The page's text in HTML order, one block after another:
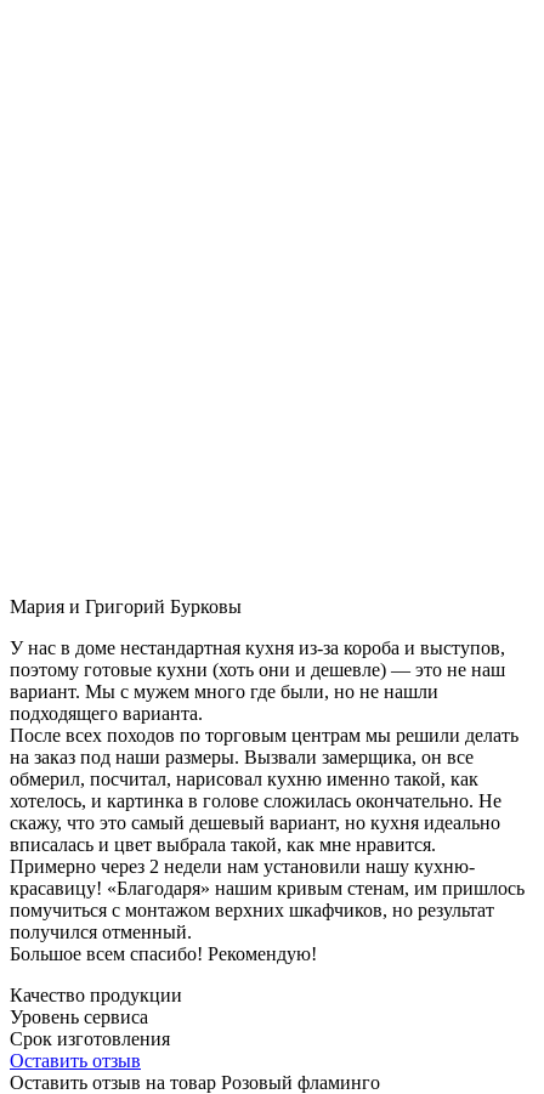
Мария и Григорий Бурковы
У нас в доме нестандартная кухня из-за короба и выступов,
поэтому готовые кухни (хоть они и дешевле) — это не наш
вариант. Мы с мужем много где были, но не нашли
подходящего варианта.
После всех походов по торговым центрам мы решили делать
на заказ под наши размеры. Вызвали замерщика, он все
обмерил, посчитал, нарисовал кухню именно такой, как
хотелось, и картинка в голове сложилась окончательно. Не
скажу, что это самый дешевый вариант, но кухня идеально
вписалась и цвет выбрала такой, как мне нравится.
Примерно через 2 недели нам установили нашу кухню-
красавицу! «Благодаря» нашим кривым стенам, им пришлось
помучиться с монтажом верхних шкафчиков, но результат
получился отменный.
Большое всем спасибо! Рекомендую!
Качество продукции
Уровень сервиса
Срок изготовления
Оставить отзыв
Оставить отзыв на товар Розовый фламинго